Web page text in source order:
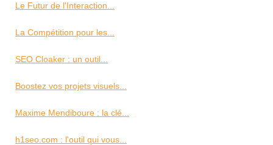
Le Futur de l'Interaction...
La Compétition pour les...
SEO Cloaker : un outil...
Boostez vos projets visuels...
Maxime Mendiboure : la clé...
h1seo.com : l'outil qui vous...